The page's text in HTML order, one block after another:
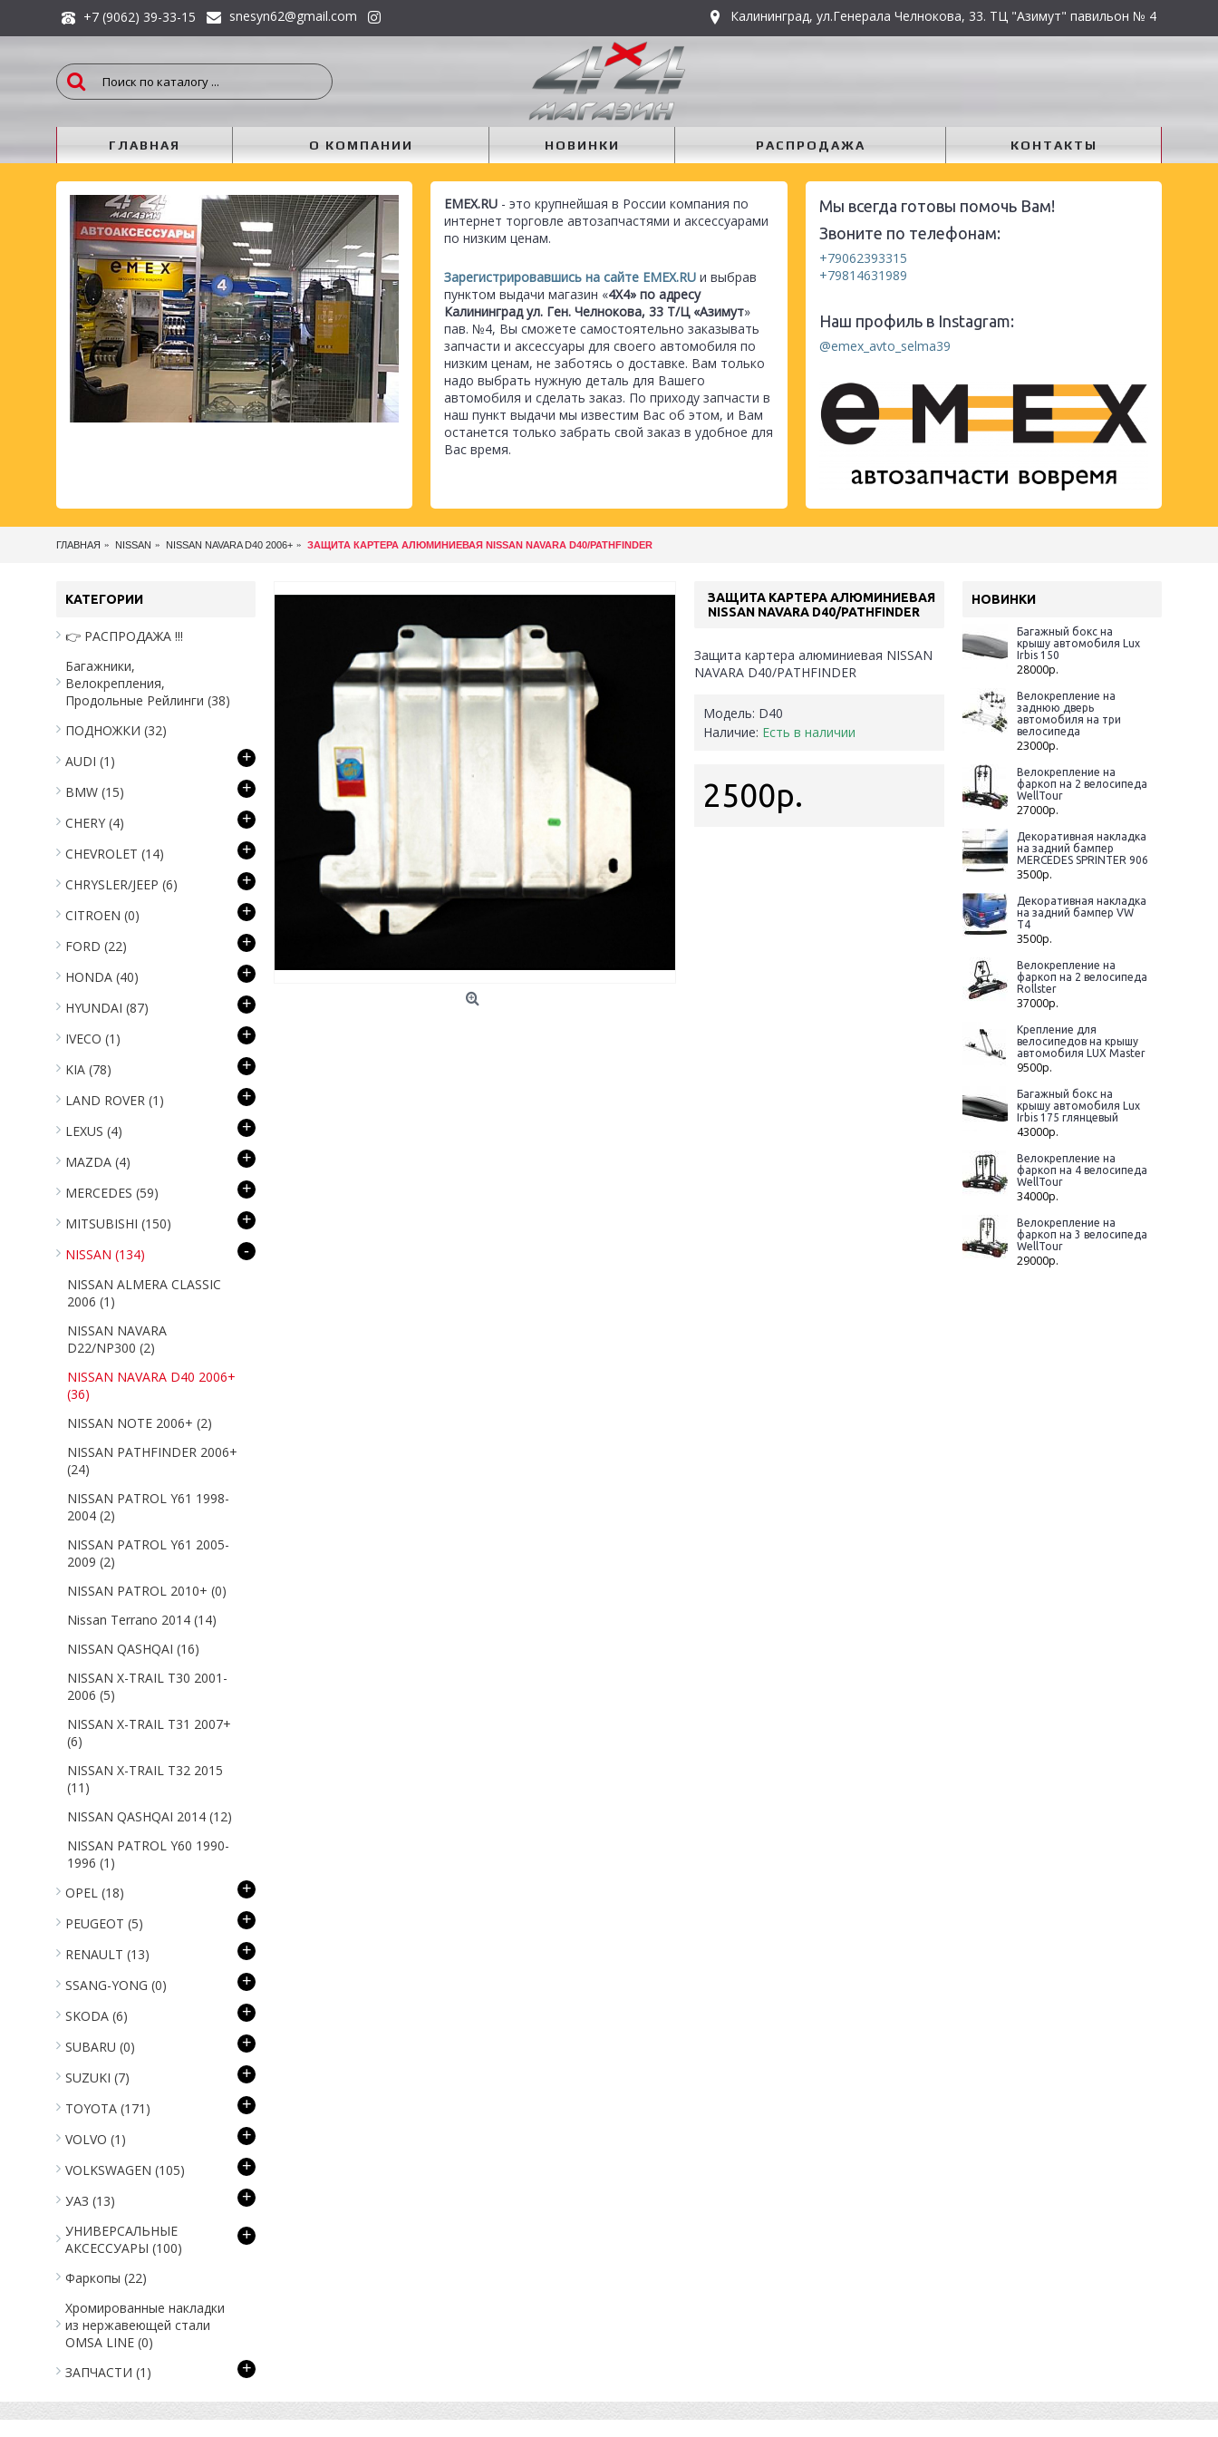
+7 (9062) 39-33-15 snesyn62@gmail.com Калининград, ул.Генерала Челнокова, 33. ТЦ "Азимут" павильон № 4
ГЛАВНАЯ О КОМПАНИИ НОВИНКИ РАСПРОДАЖА КОНТАКТЫ
EMEX.RU - это крупнейшая в России компания по
интернет торговле автозапчастями и аксессуарами
по низким ценам.
Зарегистрировавшись на сайте EMEX.RU и выбрав
пунктом выдачи магазин «4Х4» по адресу
Калининград ул. Ген. Челнокова, 33 Т/Ц «Азимут»
пав. №4, Вы сможете самостоятельно заказывать
запчасти и аксессуары для своего автомобиля по
низким ценам, не заботясь о доставке. Вам только
надо выбрать нужную деталь для Вашего
автомобиля и сделать заказ. По приходу запчасти в
наш пункт выдачи мы известим Вас об этом, и Вам
останется только забрать свой заказ в удобное для
Вас время.
Мы всегда готовы помочь Вам!
Звоните по телефонам:
+79062393315
+79814631989
Наш профиль в Instagram:
@emex_avto_selma39
ГЛАВНАЯ NISSAN NISSAN NAVARA D40 2006+ ЗАЩИТА КАРТЕРА АЛЮМИНИЕВАЯ NISSAN NAVARA D40/PATHFINDER
КАТЕГОРИИ
👉 РАСПРОДАЖА !!!
Багажники,
Велокрепления,
Продольные Рейлинги (38)
ПОДНОЖКИ (32)
AUDI (1) +
BMW (15) +
CHERY (4) +
CHEVROLET (14) +
CHRYSLER/JEEP (6) +
CITROEN (0) +
FORD (22) +
HONDA (40) +
HYUNDAI (87) +
IVECO (1) +
KIA (78) +
LAND ROVER (1) +
LEXUS (4) +
MAZDA (4) +
MERCEDES (59) +
MITSUBISHI (150) +
NISSAN (134) -
NISSAN ALMERA CLASSIC
2006 (1)
NISSAN NAVARA
D22/NP300 (2)
NISSAN NAVARA D40 2006+
(36)
NISSAN NOTE 2006+ (2)
NISSAN PATHFINDER 2006+
(24)
NISSAN PATROL Y61 1998-
2004 (2)
NISSAN PATROL Y61 2005-
2009 (2)
NISSAN PATROL 2010+ (0)
Nissan Terrano 2014 (14)
NISSAN QASHQAI (16)
NISSAN X-TRAIL T30 2001-
2006 (5)
NISSAN X-TRAIL T31 2007+
(6)
NISSAN X-TRAIL T32 2015
(11)
NISSAN QASHQAI 2014 (12)
NISSAN PATROL Y60 1990-
1996 (1)
OPEL (18) +
PEUGEOT (5) +
RENAULT (13) +
SSANG-YONG (0) +
SKODA (6) +
SUBARU (0) +
SUZUKI (7) +
TOYOTA (171) +
VOLVO (1) +
VOLKSWAGEN (105) +
УАЗ (13) +
УНИВЕРСАЛЬНЫЕ
АКСЕССУАРЫ (100)
+
Фаркопы (22)
Хромированные накладки
из нержавеющей стали
OMSA LINE (0)
ЗАПЧАСТИ (1) +
НОВИНКИ
Багажный бокс на
крышу автомобиля Lux
Irbis 150
28000р.
Велокрепление на
заднюю дверь
автомобиля на три
велосипеда
23000р.
Велокрепление на
фаркоп на 2 велосипеда
WellTour
27000р.
Декоративная накладка
на задний бампер
MERCEDES SPRINTER 906
3500р.
Декоративная накладка
на задний бампер VW
T4
3500р.
Велокрепление на
фаркоп на 2 велосипеда
Rollster
37000р.
Крепление для
велосипедов на крышу
автомобиля LUX Master
9500р.
Багажный бокс на
крышу автомобиля Lux
Irbis 175 глянцевый
43000р.
Велокрепление на
фаркоп на 4 велосипеда
WellTour
34000р.
Велокрепление на
фаркоп на 3 велосипеда
WellTour
29000р.
ЗАЩИТА КАРТЕРА АЛЮМИНИЕВАЯ
NISSAN NAVARA D40/PATHFINDER
Защита картера алюминиевая NISSAN
NAVARA D40/PATHFINDER
Модель: D40
Наличие: Есть в наличии
2500р.